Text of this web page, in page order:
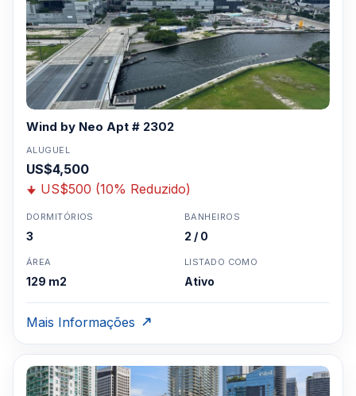
Wind by Neo Apt # 2302
ALUGUEL
US$4,500
US$500 (10% Reduzido)
DORMITÓRIOS
3
BANHEIROS
2 / 0
ÁREA
129 m2
LISTADO COMO
Ativo
Mais Informações